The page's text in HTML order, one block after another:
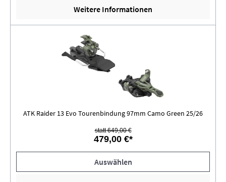
Weitere Informationen
ATK Raider 13 Evo Tourenbindung 97mm Camo Green 25/26
statt 649,00 €
479,00 €*
Auswählen